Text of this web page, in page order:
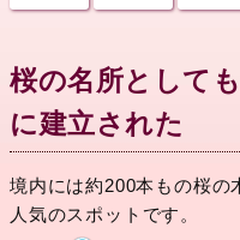
桜の名所として
に建立された
境内には約200本もの桜の
人気のスポットです。